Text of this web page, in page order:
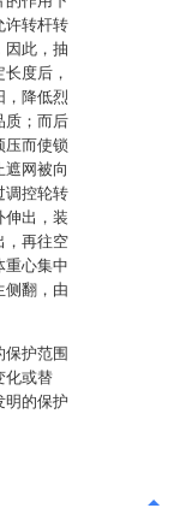
许转杆转
因此，抽
度后，
，降低烈
质；而后
压而使锁
遮网被向
调控轮转
伸出，装
，再往空
重心集中
侧翻，由
保护范围
化或替
明的保护